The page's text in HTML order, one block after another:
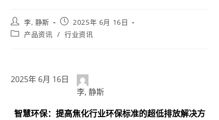
李, 静斯
2025年 6月 16日
产品资讯 / 行业资讯
2025年 6月 16日
李, 静斯
智慧环保：提高焦化行业环保标准的超低排放解决方